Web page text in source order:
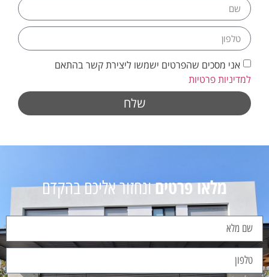
אני מסכים שהפרטים ישמשו ליצירת קשר בהתאם
למדיניות פרטיות
שלח
מלאו פרטיםונחזור אליכם בהקדם